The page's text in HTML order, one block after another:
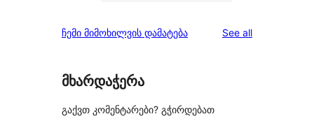
reviews
star
ჩემი მიმოხილვის დამატება See allreviews
მხარდაჭერა
გაქვთ კომენტარები? გჭირდებათ